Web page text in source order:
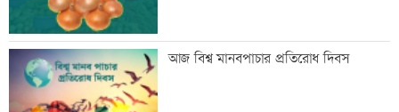
ফ্ল্যাট পাবেন জুলাই শহীদ-আহত পরিবার:
গৃহায়ন প্রতিমন্ত্রী
আজ বিশ্ব মানবপাচার প্রতিরোধ দিবস